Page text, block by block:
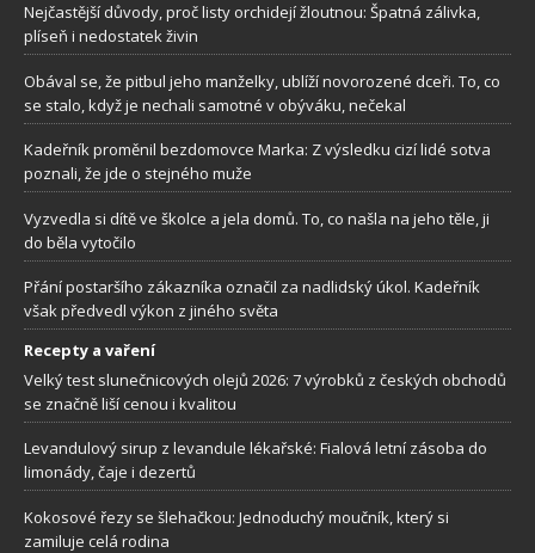
Nejčastější důvody, proč listy orchidejí žloutnou: Špatná zálivka,
plíseň i nedostatek živin
Obával se, že pitbul jeho manželky, ublíží novorozené dceři. To, co
se stalo, když je nechali samotné v obýváku, nečekal
Kadeřník proměnil bezdomovce Marka: Z výsledku cizí lidé sotva
poznali, že jde o stejného muže
Vyzvedla si dítě ve školce a jela domů. To, co našla na jeho těle, ji
do běla vytočilo
Přání postaršího zákazníka označil za nadlidský úkol. Kadeřník
však předvedl výkon z jiného světa
Recepty a vaření
Velký test slunečnicových olejů 2026: 7 výrobků z českých obchodů
se značně liší cenou i kvalitou
Levandulový sirup z levandule lékařské: Fialová letní zásoba do
limonády, čaje i dezertů
Kokosové řezy se šlehačkou: Jednoduchý moučník, který si
zamiluje celá rodina